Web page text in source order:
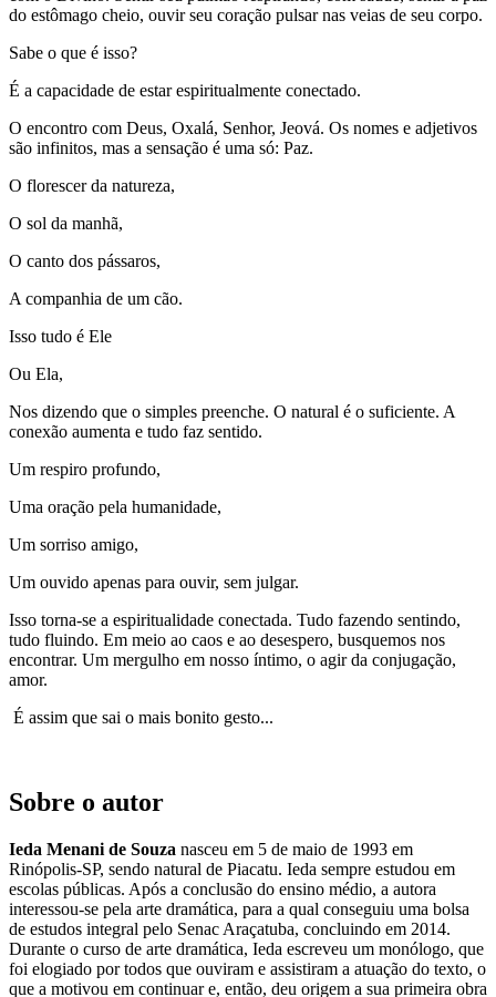
do estômago cheio, ouvir seu coração pulsar nas veias de seu corpo.
Sabe o que é isso?
É a capacidade de estar espiritualmente conectado.
O encontro com Deus, Oxalá, Senhor, Jeová. Os nomes e adjetivos
são infinitos, mas a sensação é uma só: Paz.
O florescer da natureza,
O sol da manhã,
O canto dos pássaros,
A companhia de um cão.
Isso tudo é Ele
Ou Ela,
Nos dizendo que o simples preenche. O natural é o suficiente. A
conexão aumenta e tudo faz sentido.
Um respiro profundo,
Uma oração pela humanidade,
Um sorriso amigo,
Um ouvido apenas para ouvir, sem julgar.
Isso torna-se a espiritualidade conectada. Tudo fazendo sentindo,
tudo fluindo. Em meio ao caos e ao desespero, busquemos nos
encontrar. Um mergulho em nosso íntimo, o agir da conjugação,
amor.
É assim que sai o mais bonito gesto...
Sobre o autor
Ieda Menani de Souza nasceu em 5 de maio de 1993 em
Rinópolis-SP, sendo natural de Piacatu. Ieda sempre estudou em
escolas públicas. Após a conclusão do ensino médio, a autora
interessou-se pela arte dramática, para a qual conseguiu uma bolsa
de estudos integral pelo Senac Araçatuba, concluindo em 2014.
Durante o curso de arte dramática, Ieda escreveu um monólogo, que
foi elogiado por todos que ouviram e assistiram a atuação do texto, o
que a motivou em continuar e, então, deu origem a sua primeira obra